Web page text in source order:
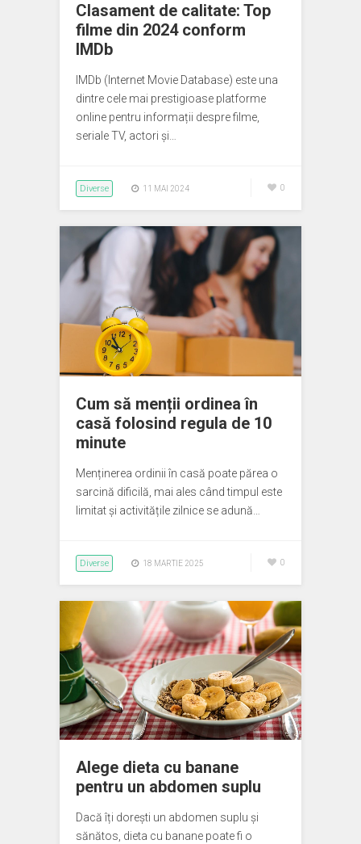
Clasament de calitate: Top
filme din 2024 conform
IMDb
IMDb (Internet Movie Database) este una
dintre cele mai prestigioase platforme
online pentru informații despre filme,
seriale TV, actori și…
Diverse 11 MAI 2024 0
Cum să menții ordinea în
casă folosind regula de 10
minute
Menținerea ordinii în casă poate părea o
sarcină dificilă, mai ales când timpul este
limitat și activitățile zilnice se adună…
Diverse 18 MARTIE 2025 0
Alege dieta cu banane
pentru un abdomen suplu
Dacă îți dorești un abdomen suplu și
sănătos, dieta cu banane poate fi o